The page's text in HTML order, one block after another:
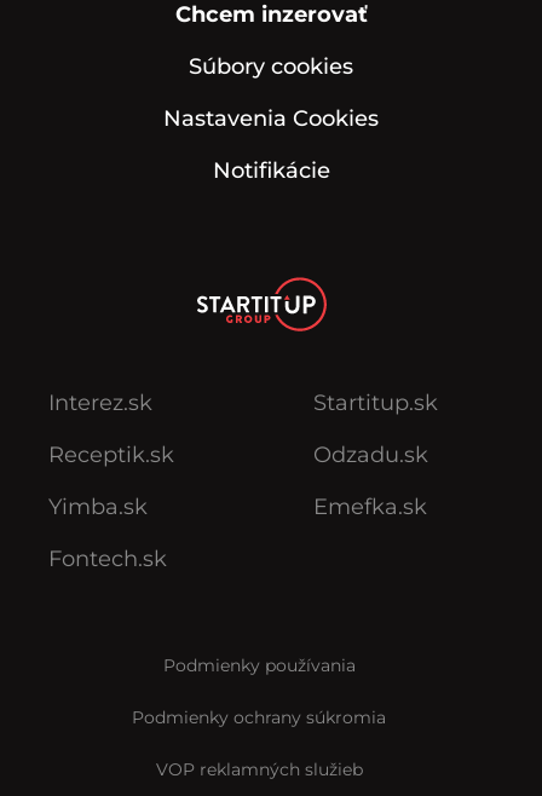
Chcem inzerovať
Súbory cookies
Nastavenia Cookies
Notifikácie
Interez.sk
Receptik.sk
Yimba.sk
Fontech.sk
Startitup.sk
Odzadu.sk
Emefka.sk
Podmienky používania
Podmienky ochrany súkromia
VOP reklamných služieb